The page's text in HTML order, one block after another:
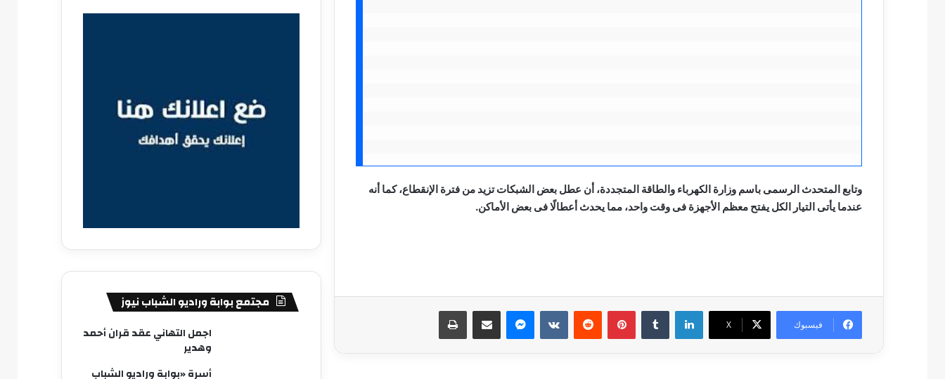
وتابع المتحدث الرسمى باسم وزارة الكهرباء والطاقة المتجددة، أن عطل بعض الشبكات تزيد من فترة الإنقطاع، كما أنه
عندما يأتى التيار الكل يفتح معظم الأجهزة فى وقت واحد، مما يحدث أعطالًا فى بعض الأماكن.
فيسبوك ‫X
لينكدإن بينتيريست ماسنجر مشاركة عبر البريد طباعة
ابو عقيل والحمزاوي يهنئان رافت السمان
بتوليه منصب وكيل تضامن الجيزه ويبحثان
سبل التعاون بينهما
مجتمع بوابة وراديو الشباب نيوز
اجمل التهاني عقد قران أحمد
وهدير
أسرة «بوابة وراديو الشباب